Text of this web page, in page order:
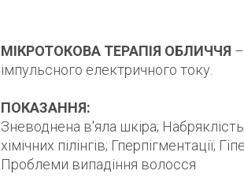
МІКРОТОКОВА ТЕРАПІЯ ОБЛИЧЧЯ
імпульсного електричного току.
ПОКАЗАННЯ:
Зневоднена в'яла шкіра;
хімічних пілінгів;
Проблеми випадіння волосся